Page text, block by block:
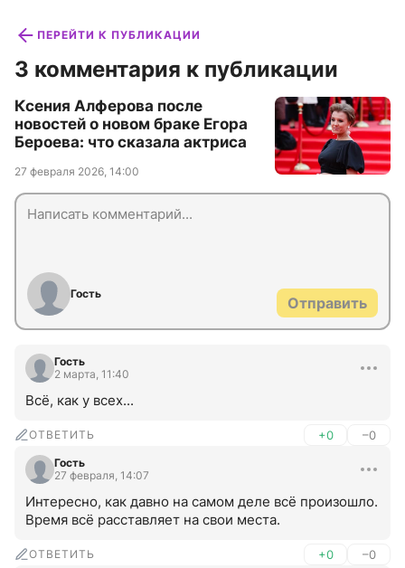
ПЕРЕЙТИ К ПУБЛИКАЦИИ
3 комментария к публикации
Ксения Алферова после
новостей о новом браке Егора
Бероева: что сказала актриса
27 февраля 2026, 14:00
Гость
Отправить
Гость
2 марта, 11:40
Всё, как у всех...
ОТВЕТИТЬ +0 –0
Гость
27 февраля, 14:07
Интересно, как давно на самом деле всё произошло.
Время всё расставляет на свои места.
ОТВЕТИТЬ +0 –0